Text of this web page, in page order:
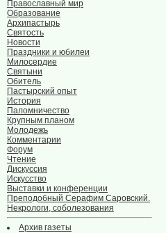
Православный мир
Образование
Архипастырь
Святость
Новости
Праздники и юбилеи
Милосердие
Святыни
Обитель
Пастырский опыт
История
Паломничество
Крупным планом
Молодежь
Комментарии
Форум
Чтение
Дискуссия
Искусство
Выставки и конференции
Преподобный Серафим Саровский.
Некрологи, соболезования
Архив газеты